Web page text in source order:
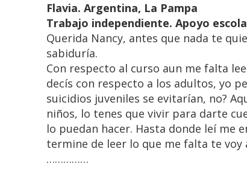
Flavia. Argentina, La Pampa
Trabajo independiente. Apoyo
Querida Nancy, antes que nada te
sabiduría.
Con respecto al curso aun me falta
decís con respecto a los adultos, yo
suicidios juveniles se evitarían, no?
niños, lo tenes que vivir para darte
lo puedan hacer. Hasta donde leí me
termine de leer lo que me falta te voy
……………